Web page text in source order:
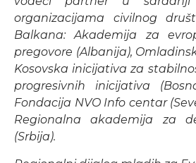
organizacijama civilnog
Balkana: Akademija za
pregovore (Albanija),
Kosovska inicijativa za
progresivnih inicijativa
Fondacija NVO Info centar
Regionalna akademija za
(Srbija).